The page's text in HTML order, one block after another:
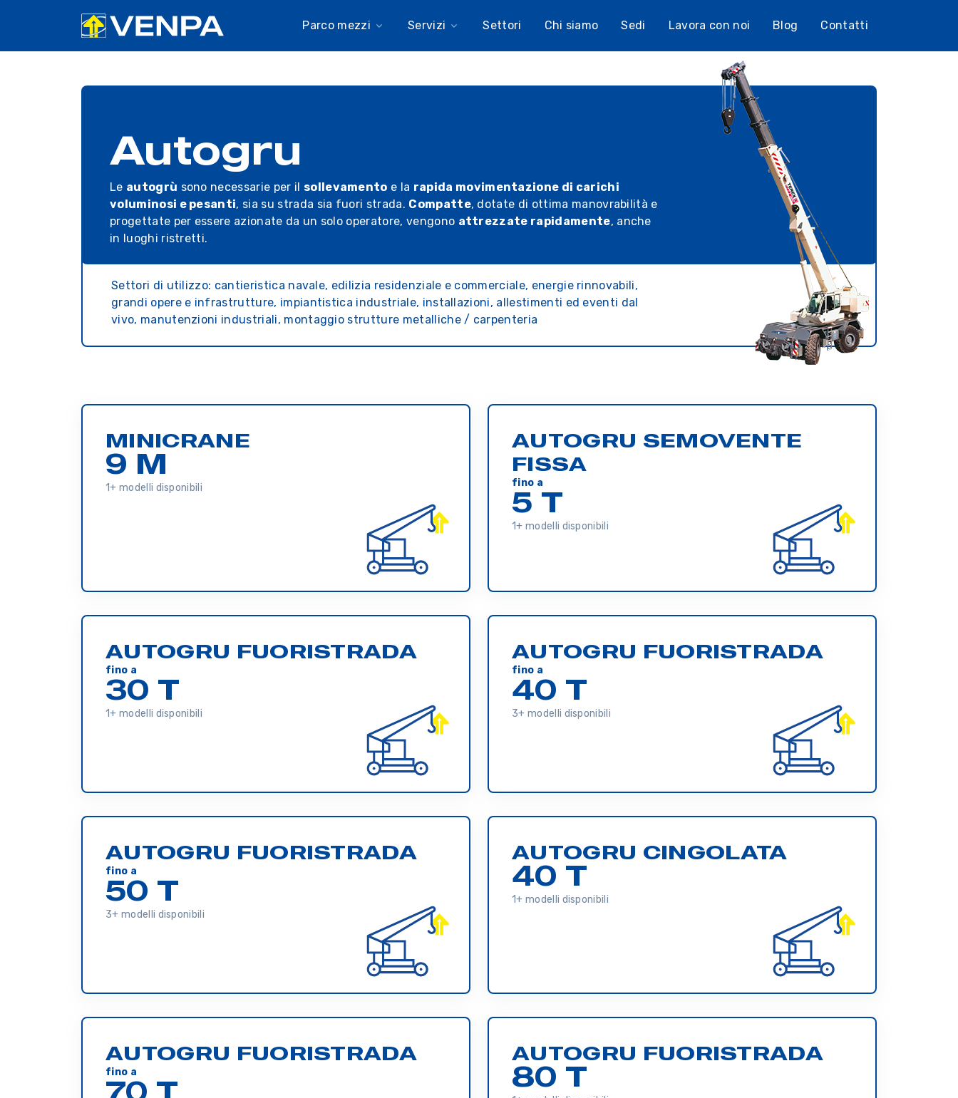
Parco mezzi Servizi Settori Chi siamo Sedi Lavora con noi Blog Contatti
Autogru
Le autogrù sono necessarie per il sollevamento e la rapida movimentazione di carichi
voluminosi e pesanti, sia su strada sia fuori strada. Compatte, dotate di ottima manovrabilità e
progettate per essere azionate da un solo operatore, vengono attrezzate rapidamente, anche
in luoghi ristretti.
Settori di utilizzo: cantieristica navale, edilizia residenziale e commerciale, energie rinnovabili,
grandi opere e infrastrutture, impiantistica industriale, installazioni, allestimenti ed eventi dal
vivo, manutenzioni industriali, montaggio strutture metalliche / carpenteria
MINICRANE
9 M
1+ modelli disponibili
AUTOGRU SEMOVENTE
FISSA
fino a
5 T
1+ modelli disponibili
AUTOGRU FUORISTRADA
fino a
30 T
1+ modelli disponibili
AUTOGRU FUORISTRADA
fino a
40 T
3+ modelli disponibili
AUTOGRU FUORISTRADA
fino a
50 T
3+ modelli disponibili
AUTOGRU CINGOLATA
40 T
1+ modelli disponibili
AUTOGRU FUORISTRADA
fino a
70 T
AUTOGRU FUORISTRADA
80 T